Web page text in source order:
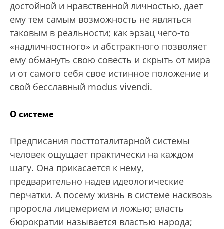
достойной и нравственной личностью, дает
ему тем самым возможность не являться
таковым в реальности; как эрзац чего-то
«надличностного» и абстрактного позволяет
ему обмануть свою совесть и скрыть от мира
и от самого себя свое истинное положение и
свой бесславный modus vivendi.
О системе
Предписания посттоталитарной системы
человек ощущает практически на каждом
шагу. Она прикасается к нему,
предварительно надев идеологические
перчатки. А посему жизнь в системе насквозь
проросла лицемерием и ложью; власть
бюрократии называется властью народа;